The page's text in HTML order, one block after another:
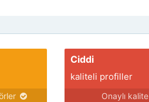
Ciddi
kaliteli profiller
Onaylı kalite